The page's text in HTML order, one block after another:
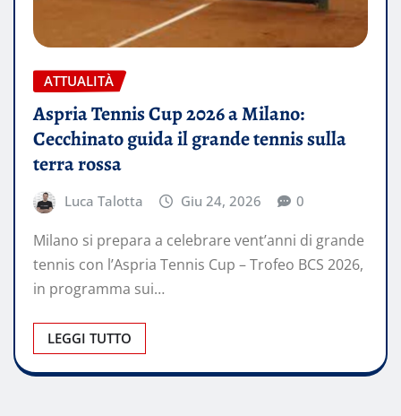
ATTUALITÀ
Aspria Tennis Cup 2026 a Milano:
Cecchinato guida il grande tennis sulla
terra rossa
Luca Talotta Giu 24, 2026 0
Milano si prepara a celebrare vent’anni di grande
tennis con l’Aspria Tennis Cup – Trofeo BCS 2026,
in programma sui…
LEGGI TUTTO